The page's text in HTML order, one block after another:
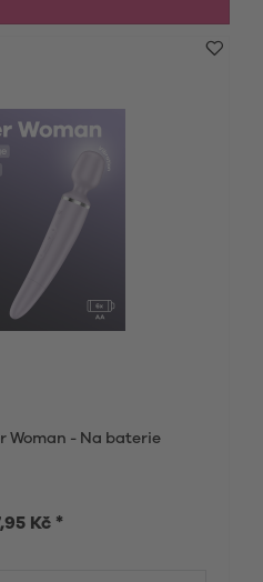
Woman - Na baterie
Kč *